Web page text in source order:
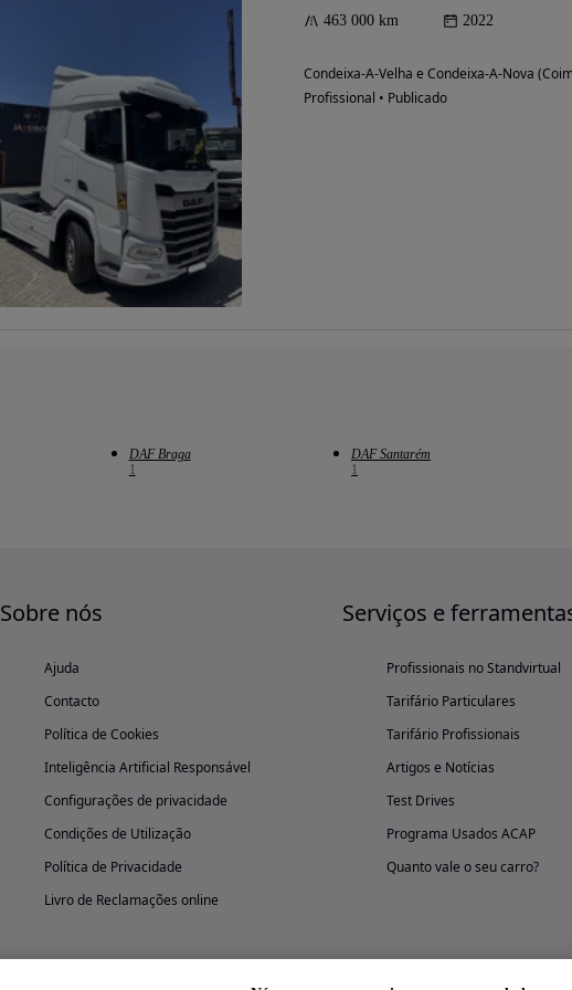
463 000 km 2022
Condeixa-A-Velha e Condeixa-A-Nova
Profissional • Publicado
DAF Braga
1
DAF Santarém
1
Sobre nós
Ajuda
Contacto
Política de Cookies
Inteligência Artificial Responsável
Configurações de privacidade
Condições de Utilização
Política de Privacidade
Livro de Reclamações online
Serviços e
Profissionais no Standvirtual
Tarifário Particulares
Tarifário Profissionais
Artigos e Notícias
Test Drives
Programa Usados ACAP
Quanto vale o seu carro?